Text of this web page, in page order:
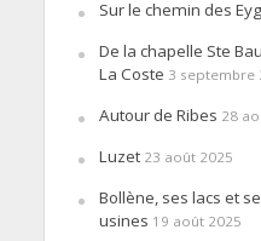
Sur le chemin des
De la chapelle Ste
La Coste 3 septembre
Autour de Ribes 28
Luzet 23 août 2025
Bollène, ses lacs et
usines 19 août 2025